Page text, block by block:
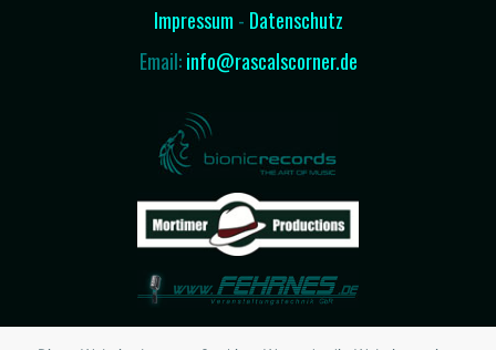
Impressum - Datenschutz
Email:info@rascalscorner.de